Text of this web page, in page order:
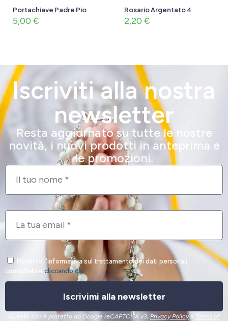
Portachiave Padre Pio
5,00 €
Rosario Argentato 4
2,20 €
Iscriviti alla nostra
newsletter
Resta aggiornato su tutte le nostre
novità, i nuovi prodotti in anteprima e
le promozioni.
Ho letto l'informativa sul trattamento dei dati personali
consultabile cliccando qui.
Iscrivimi alla newsletter
Questo sito è protetto da Google reCAPTCHA v3, Privacy Policye Terms of